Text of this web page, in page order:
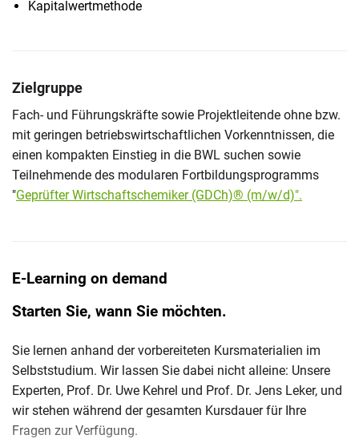
Kapitalwertmethode
Zielgruppe
Fach- und Führungskräfte sowie Projektleitende ohne bzw.
mit geringen betriebswirtschaftlichen Vorkenntnissen, die
einen kompakten Einstieg in die BWL suchen sowie
Teilnehmende des modularen Fortbildungsprogramms
"Geprüfter Wirtschaftschemiker (GDCh)® (m/w/d)".
E-Learning on demand
Starten Sie, wann Sie möchten.
Sie lernen anhand der vorbereiteten Kursmaterialien im
Selbststudium. Wir lassen Sie dabei nicht alleine: Unsere
Experten, Prof. Dr. Uwe Kehrel und Prof. Dr. Jens Leker, und
wir stehen während der gesamten Kursdauer für Ihre
Fragen zur Verfügung.